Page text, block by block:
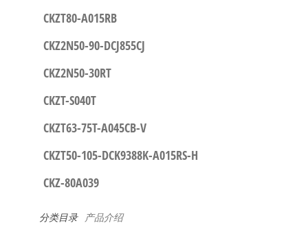
CKZT80-A015RB
CKZ2N50-90-DCJ855CJ
CKZ2N50-30RT
CKZT-S040T
CKZT63-75T-A045CB-V
CKZT50-105-DCK9388K-A015RS-H
CKZ-80A039
分类目录 产品介绍